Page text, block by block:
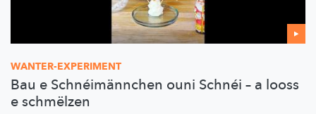
WANTER-EXPERIMENT
Bau e Schnéimännchen ouni Schnéi – a looss
e schmëlzen